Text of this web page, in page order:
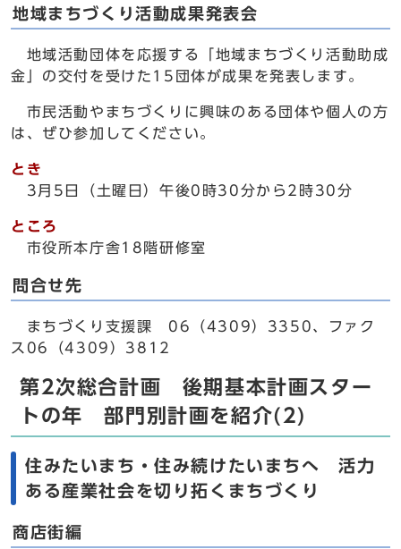
地域まちづくり活動成果発表会
地域活動団体を応援する「地域まちづくり活動助成
金」の交付を受けた15団体が成果を発表します。
市民活動やまちづくりに興味のある団体や個人の方
は、ぜひ参加してください。
とき
3月5日（土曜日）午後0時30分から2時30分
ところ
市役所本庁舎18階研修室
問合せ先
まちづくり支援課 06（4309）3350、ファク
ス06（4309）3812
第2次総合計画 後期基本計画スター
トの年 部門別計画を紹介(2)
住みたいまち・住み続けたいまちへ 活力
ある産業社会を切り拓くまちづくり
商店街編